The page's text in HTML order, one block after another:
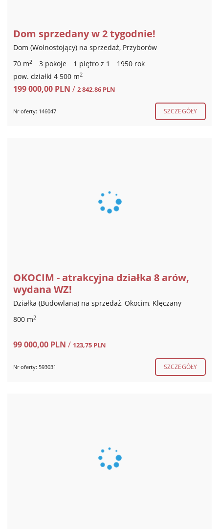
Dom sprzedany w 2 tygodnie!
Dom (Wolnostojący) na sprzedaż, Przyborów
70 m2 3 pokoje 1 piętro z 1
1950 rok
pow. działki 4 500 m2
199 000,00 PLN / 2 842,86 PLN
Nr oferty: 146047 SZCZEGÓŁY
OKOCIM - atrakcyjna działka 8 arów,
wydana WZ!
Działka (Budowlana) na sprzedaż, Okocim, Klęczany
800 m2
99 000,00 PLN / 123,75 PLN
Nr oferty: 593031 SZCZEGÓŁY